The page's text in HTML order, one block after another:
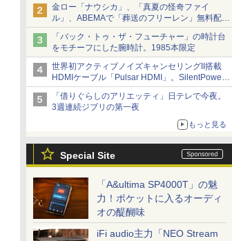
金ロー「ナウシカ」、「真夏の怪奇ファイ
ル」、ABEMAで「葬送のフリーレン」無料配信
など。夏の特番・配信情報
「バック・トゥ・ザ・フューチャー」の時計台
をモチーフにした腕時計。1985本限定
世界初アクティブノイズキャンセリングII搭載
HDMIケーブル「Pulsar HDMI」。SilentPower
から
「借りぐらしのアリエッティ」日テレで今夜。
3週連続ジブリの第一夜
もっと見る
Special Site
「A&ultima SP4000T」の魅
力！ポケットに入るオーディ
オの醍醐味
iFi audio主力「NEO Stream